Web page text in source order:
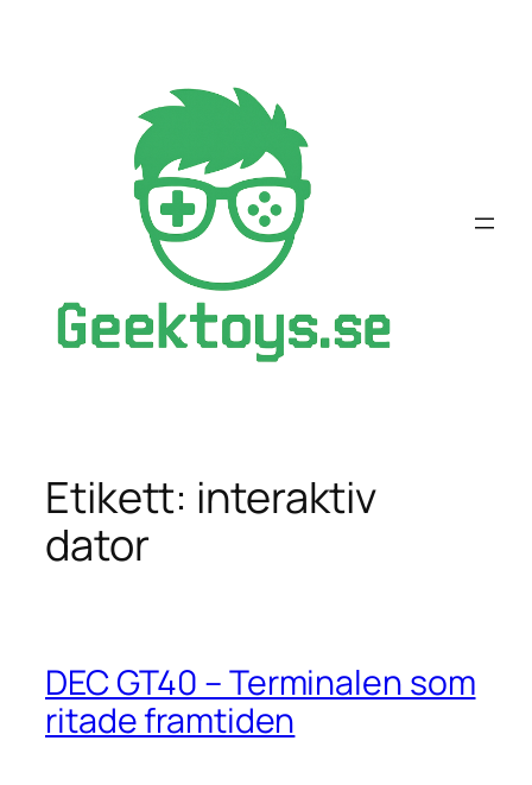
Etikett: interaktiv
dator
DEC GT40 – Terminalen som
ritade framtiden